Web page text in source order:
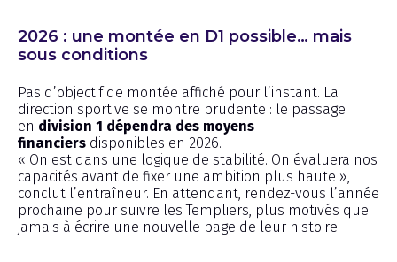
2026 : une montée en D1 possible… mais
sous conditions
Pas d’objectif de montée affiché pour l’instant. La
direction sportive se montre prudente : le passage
en division 1 dépendra des moyens
financiers disponibles en 2026.
« On est dans une logique de stabilité. On évaluera nos
capacités avant de fixer une ambition plus haute »,
conclut l’entraîneur. En attendant, rendez-vous l’année
prochaine pour suivre les Templiers, plus motivés que
jamais à écrire une nouvelle page de leur histoire.